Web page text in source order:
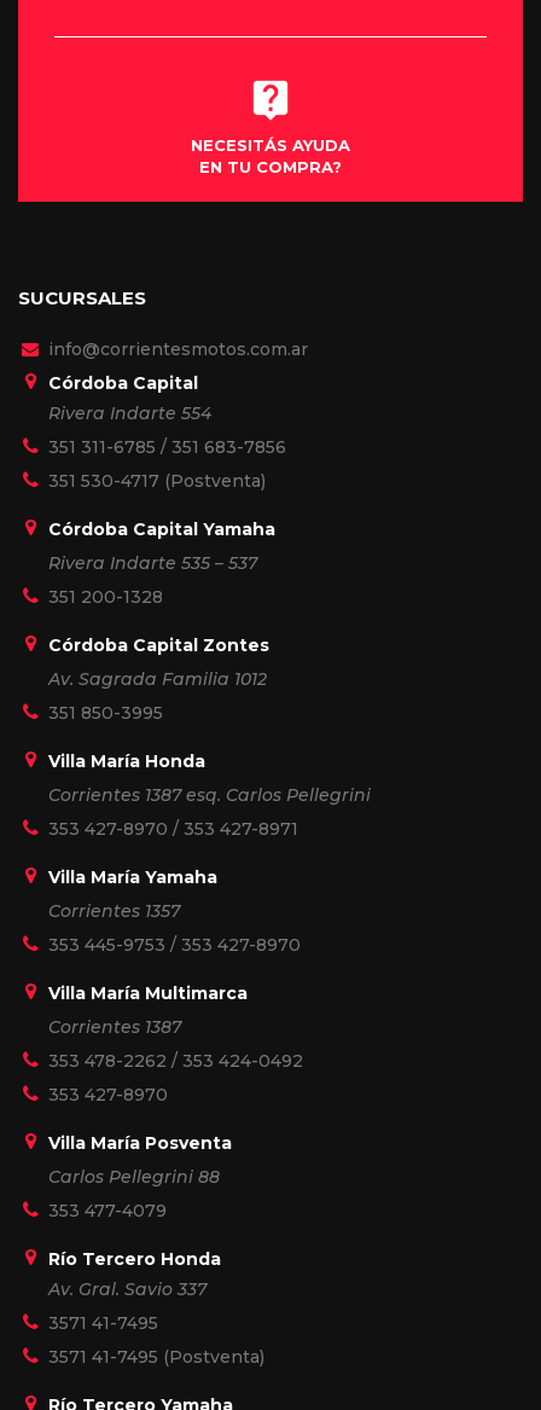
NECESITÁS AYUDA
EN TU COMPRA?
SUCURSALES
info@corrientesmotos.com.ar
Córdoba Capital
Rivera Indarte 554
351 311-6785 / 351 683-7856
351 530-4717 (Postventa)
Córdoba Capital Yamaha
Rivera Indarte 535 – 537
351 200-1328
Córdoba Capital Zontes
Av. Sagrada Familia 1012
351 850-3995
Villa María Honda
Corrientes 1387 esq. Carlos Pellegrini
353 427-8970 / 353 427-8971
Villa María Yamaha
Corrientes 1357
353 445-9753 / 353 427-8970
Villa María Multimarca
Corrientes 1387
353 478-2262 / 353 424-0492
353 427-8970
Villa María Posventa
Carlos Pellegrini 88
353 477-4079
Río Tercero Honda
Av. Gral. Savio 337
3571 41-7495
3571 41-7495 (Postventa)
Río Tercero Yamaha